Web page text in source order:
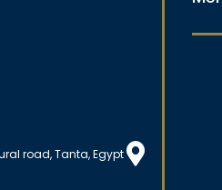
road, Tanta, Egypt